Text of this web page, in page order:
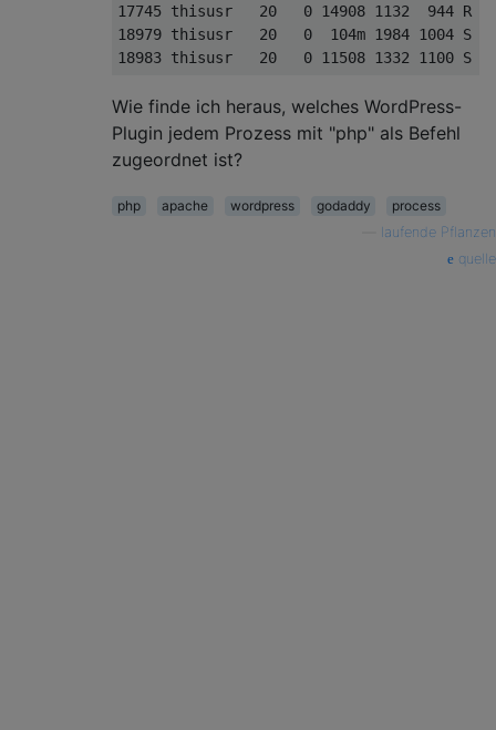
17745 thisusr 20 0 14908 1132 944 R
18979 thisusr 20 0 104m 1984 1004 S
18983 thisusr 20 0 11508 1332 1100 S
Wie finde ich heraus, welches WordPress-
Plugin jedem Prozess mit "php" als Befehl
zugeordnet ist?
php apache wordpress godaddy
process
laufende Pflanzen
quelle